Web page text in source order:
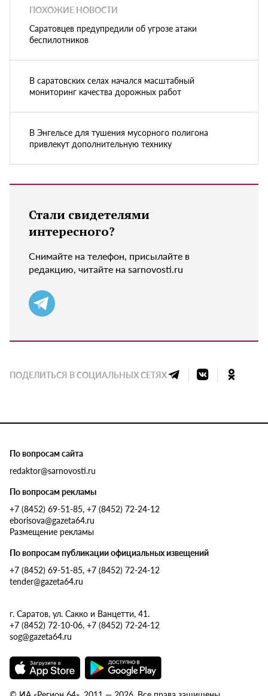
ПОХОЖИЕ НОВОСТИ
Саратовцев предупредили об угрозе атаки
беспилотников
В саратовских селах начался масштабный
мониторинг качества дорожных работ
В Энгельсе для тушения мусорного полигона
привлекут дополнительную технику
Стали свидетелями
интересного?
Снимайте на телефон, присылайте в
редакцию, читайте на sarnovosti.ru
ПОДЕЛИТЬСЯ В СОЦИАЛЬНЫХ СЕТЯХ
По вопросам сайта
redaktor@sarnovosti.ru
По вопросам рекламы
+7 (8452) 69-51-85, +7 (8452) 72-24-12
eborisova@gazeta64.ru
Размещение рекламы
По вопросам публикации официальных извещений
+7 (8452) 69-51-85, +7 (8452) 72-24-12
tender@gazeta64.ru
г. Саратов, ул. Сакко и Ванцетти, 41.
+7 (8452) 72-10-06, +7 (8452) 72-24-12
sog@gazeta64.ru